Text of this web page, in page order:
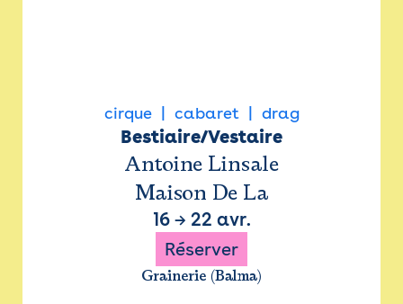
cirque cabaret drag
Bestiaire/Vestaire
Antoine Linsale
Maison De La
16→ 22 avr.
Réserver
Grainerie (Balma)